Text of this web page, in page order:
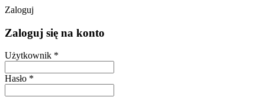
Zaloguj
Zaloguj się na konto
Użytkownik *
Hasło *